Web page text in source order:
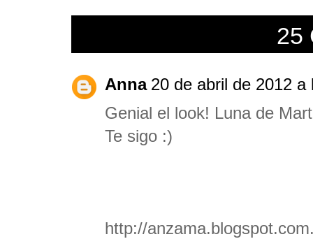
25
Anna 20 de abril de 2012 a
Genial el look! Luna de
Te sigo :)
http://